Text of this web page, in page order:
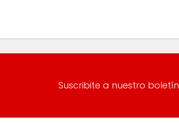
Suscribite a nuestro boletín